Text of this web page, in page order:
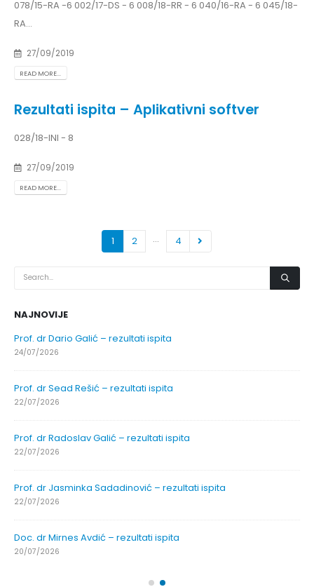
078/15-RA -6 002/17-DS - 6 008/18-RR - 6 040/16-RA - 6 045/18-
RA...
27/09/2019
READ MORE...
Rezultati ispita – Aplikativni softver
028/18-INI - 8
27/09/2019
READ MORE...
1 2 … 4
NAJNOVIJE
Prof. dr Dario Galić – rezultati ispita
24/07/2026
Prof. dr Sead Rešić – rezultati ispita
22/07/2026
Prof. dr Radoslav Galić – rezultati ispita
22/07/2026
Prof. dr Jasminka Sadadinović – rezultati ispita
22/07/2026
Doc. dr Mirnes Avdić – rezultati ispita
20/07/2026